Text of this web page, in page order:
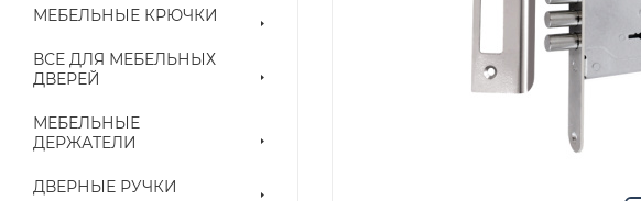
МЕБЕЛЬНЫЕ КРЮЧКИ
ВСЕ ДЛЯ МЕБЕЛЬНЫХ
ДВЕРЕЙ
МЕБЕЛЬНЫЕ
ДЕРЖАТЕЛИ
ДВЕРНЫЕ РУЧКИ